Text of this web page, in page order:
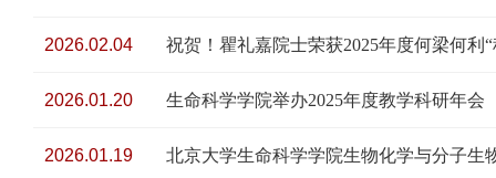
2026.02.04 祝贺！瞿礼嘉院士荣获2025年度何梁何利
2026.01.20 生命科学学院举办2025年度教学科研年会
2026.01.19 北京大学生命科学学院生物化学与分子生